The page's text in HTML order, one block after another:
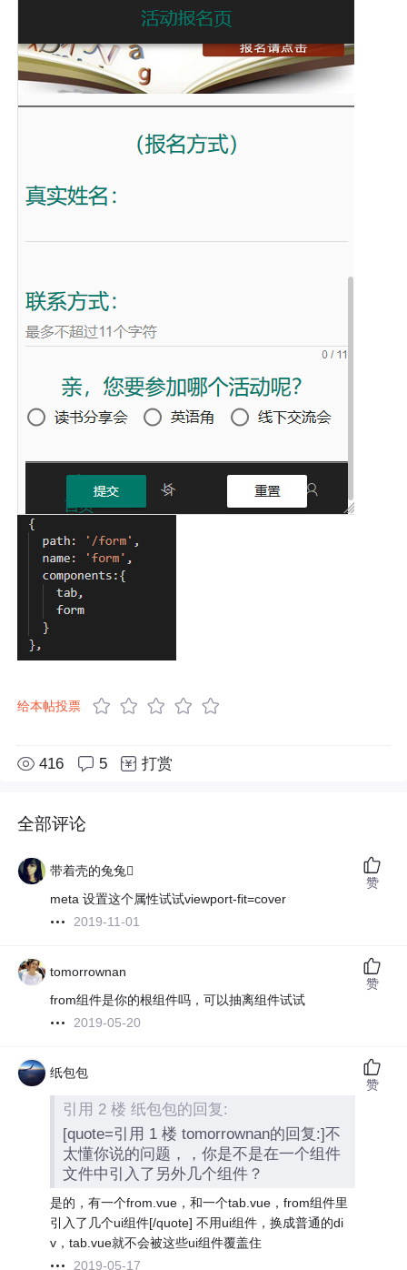
给本帖投票
416 5 打赏
全部评论
带着壳的兔兔
meta 设置这个属性试试viewport-fit=cover
2019-11-01
赞
tomorrownan
from组件是你的根组件吗，可以抽离组件试试
2019-05-20
赞
纸包包
引用 2 楼 纸包包的回复:
[quote=引用 1 楼 tomorrownan的回复:]不
太懂你说的问题，，你是不是在一个组件
文件中引入了另外几个组件？
是的，有一个from.vue，和一个tab.vue，from组件里
引入了几个ui组件[/quote] 不用ui组件，换成普通的di
v，tab.vue就不会被这些ui组件覆盖住
2019-05-17
赞